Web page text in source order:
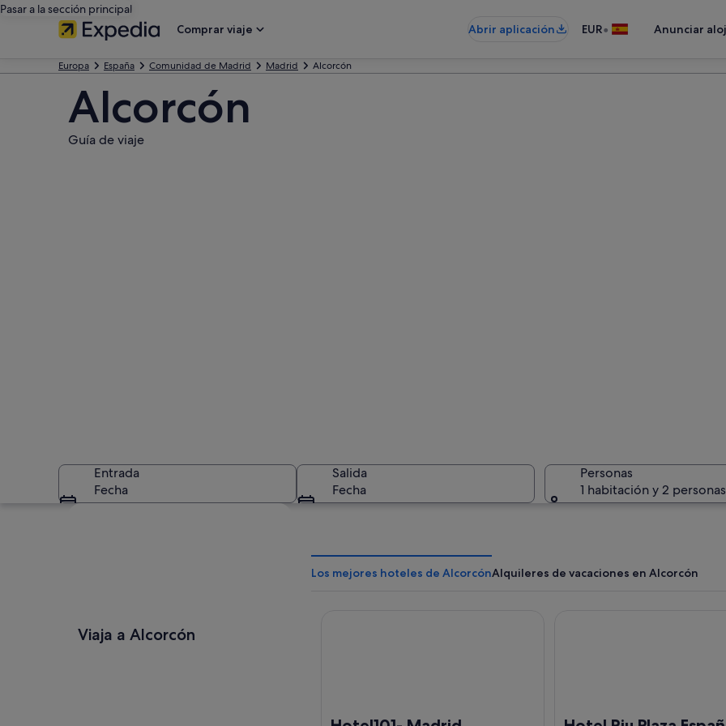
Pasar a la sección principal
Comprar viaje
Abrir aplicación EUR• Anunciar
Europa España Comunidad de Madrid Madrid Alcorcón
Alcorcón
Guía de viaje
Entrada
Fecha
Salida
Fecha
Personas
1 habitación y 2 personas
Viaja a Alcorcón
Los mejores hoteles de AlcorcónAlquileres de vacaciones en Alcorcón